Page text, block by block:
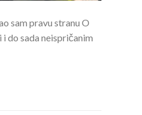
sam pravu stranu O
do sada neispričanim